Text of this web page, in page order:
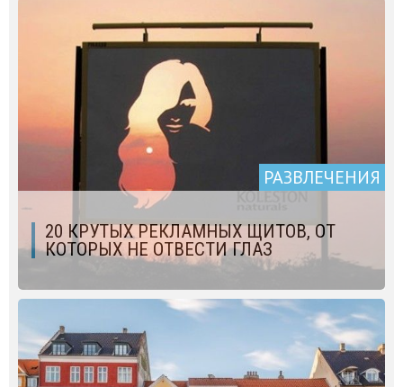
РАЗВЛЕЧЕНИЯ
20 КРУТЫХ РЕКЛАМНЫХ ЩИТОВ, ОТ
КОТОРЫХ НЕ ОТВЕСТИ ГЛАЗ